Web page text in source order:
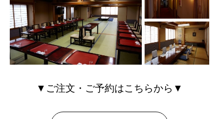
▼ご注文・ご予約はこちらから▼